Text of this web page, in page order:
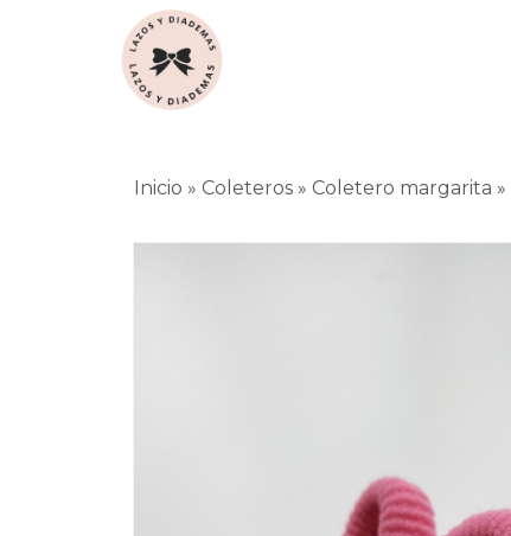
Inicio » Coleteros » Coletero margarita »